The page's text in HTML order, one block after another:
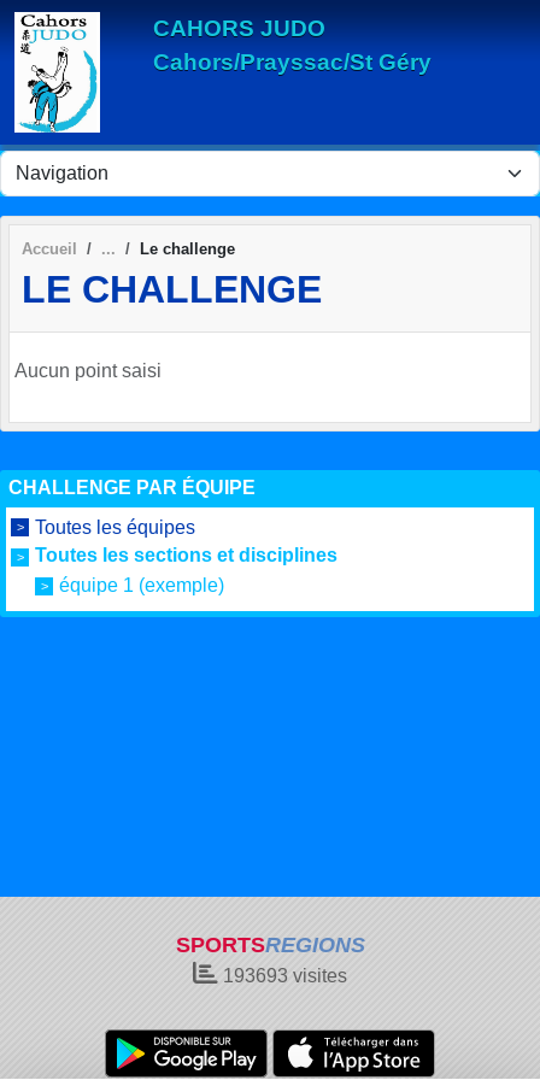
CAHORS JUDO
Cahors/Prayssac/St Géry
Accueil Le challenge
LE CHALLENGE
Aucun point saisi
CHALLENGE PAR ÉQUIPE
Toutes les équipes
Toutes les sections et disciplines
équipe 1 (exemple)
SPORTSREGIONS
193693 visites
Panneau de gestion des cookies